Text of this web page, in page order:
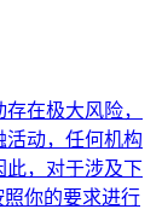
在极大风险，
活动，任何机构
此，对于涉及下
你的要求进行